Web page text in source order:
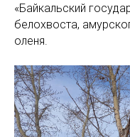
«Байкальский
белохвоста,
оленя.